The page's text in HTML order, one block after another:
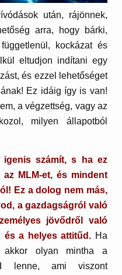
után, rájönnek,
arra, hogy bárki,
kockázat és
eltudjon indítani egy
és ezzel lehetőséget
Ez idáig így is van!
a végzettség, vagy az
milyen állapotból
igenis számít, s ha ez
MLM-et, és mindent
Ez a dolog nem más,
a gazdagságról való
jövődről való
és a helyes attitűd. Ha
olyan mintha a
lenne, ami viszont